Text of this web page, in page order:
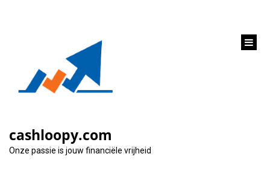
cashloopy.com
Onze passie is jouw financiële vrijheid
Alles over rente bij
autofinanciering: Wat
je moet weten